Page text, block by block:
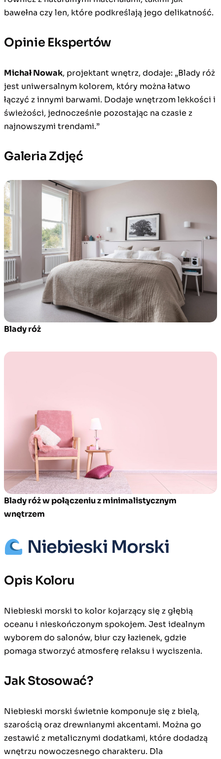
bawełna czy len, które podkreślają jego delikatność.
Opinie Ekspertów
Michał Nowak, projektant wnętrz, dodaje: „Blady róż
jest uniwersalnym kolorem, który można łatwo
łączyć z innymi barwami. Dodaje wnętrzom lekkości i
świeżości, jednocześnie pozostając na czasie z
najnowszymi trendami.”
Galeria Zdjęć
Blady róż
Blady róż w połączeniu z minimalistycznym
wnętrzem
Niebieski Morski
Opis Koloru
Niebieski morski to kolor kojarzący się z głębią
oceanu i nieskończonym spokojem. Jest idealnym
wyborem do salonów, biur czy łazienek, gdzie
pomaga stworzyć atmosferę relaksu i wyciszenia.
Jak Stosować?
Niebieski morski świetnie komponuje się z bielą,
szarością oraz drewnianymi akcentami. Można go
zestawić z metalicznymi dodatkami, które dodadzą
wnętrzu nowoczesnego charakteru. Dla